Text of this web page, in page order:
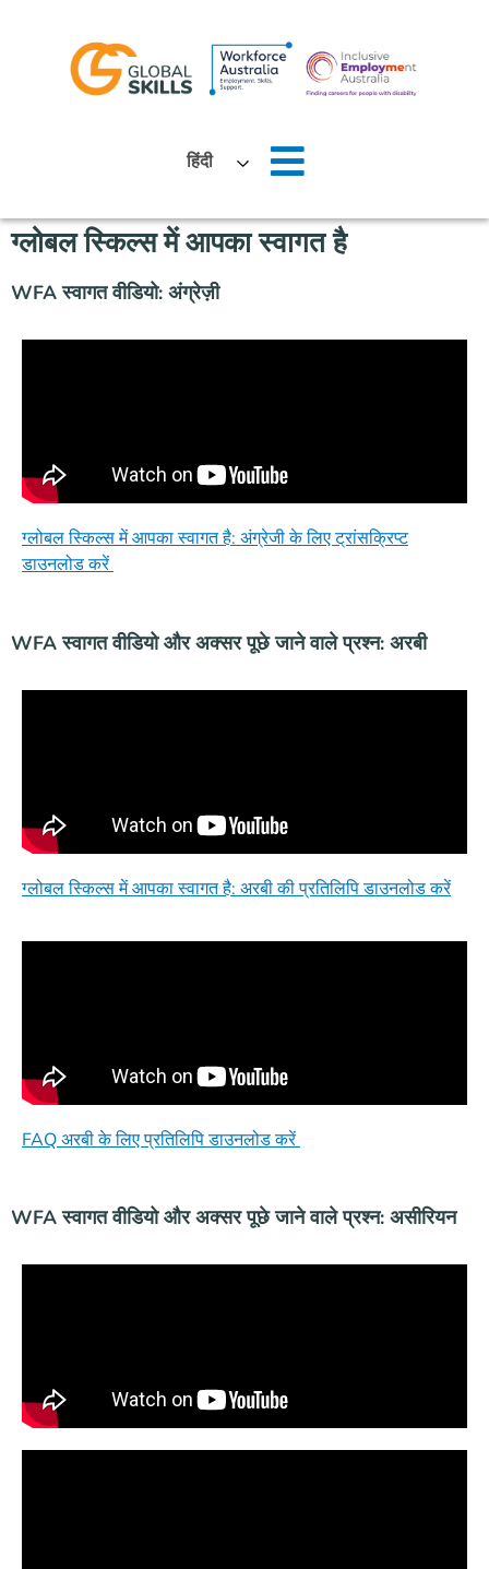
हिंदी
घर
नौकरी तलाशने वाले
हमसे संपर्क करें
ग्लोबल स्किल्स में आपका स्वागत है
WFA स्वागत वीडियो: अंग्रेज़ी
ग्लोबल स्किल्स में आपका स्वागत है: अंग्रेजी के लिए ट्रांसक्रिप्ट
डाउनलोड करें
WFA स्वागत वीडियो और अक्सर पूछे जाने वाले प्रश्न: अरबी
ग्लोबल स्किल्स में आपका स्वागत है: अरबी की प्रतिलिपि डाउनलोड करें
FAQ अरबी के लिए प्रतिलिपि डाउनलोड करें
WFA स्वागत वीडियो और अक्सर पूछे जाने वाले प्रश्न: असीरियन